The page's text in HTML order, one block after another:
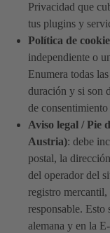
Privacidad que
tus plugins y
Política de
independiente o
Enumera todas
duración y si son
de consentimiento
Aviso legal / Pie
Austria): debe
postal, la
del operador del
registro
responsable.
alemana y en la